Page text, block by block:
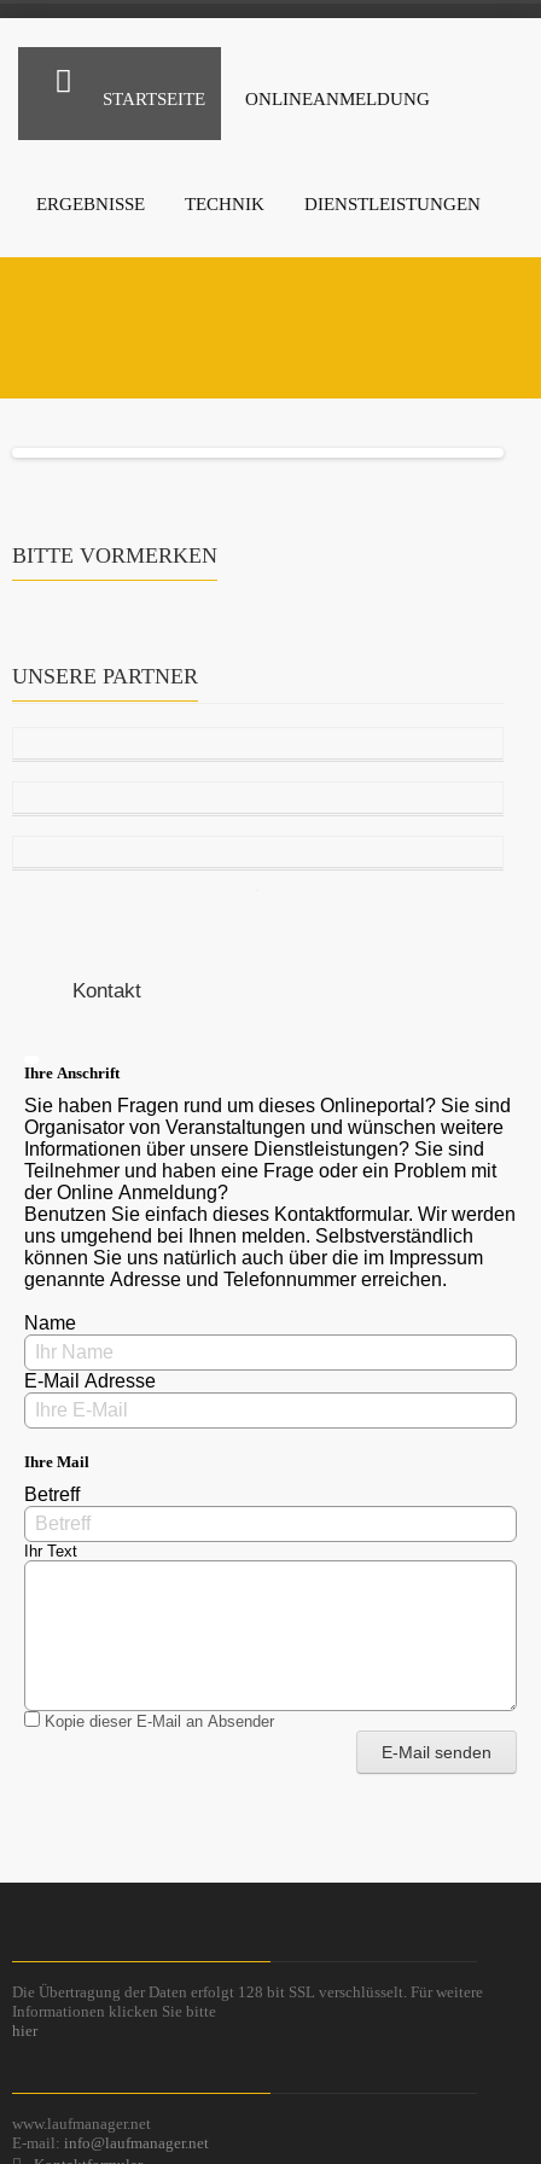
STARTSEITE ONLINEANMELDUNG
ERGEBNISSE TECHNIK DIENSTLEISTUNGEN
BITTE VORMERKEN
UNSERE PARTNER
Kontakt
Ihre Anschrift
Sie haben Fragen rund um dieses Onlineportal? Sie sind
Organisator von Veranstaltungen und wünschen weitere
Informationen über unsere Dienstleistungen? Sie sind
Teilnehmer und haben eine Frage oder ein Problem mit
der Online Anmeldung?
Benutzen Sie einfach dieses Kontaktformular. Wir werden
uns umgehend bei Ihnen melden. Selbstverständlich
können Sie uns natürlich auch über die im Impressum
genannte Adresse und Telefonnummer erreichen.
Name
E-Mail Adresse
Ihre Mail
Betreff
Ihr Text
Kopie dieser E-Mail an Absender
E-Mail senden
Die Übertragung der Daten erfolgt 128 bit SSL verschlüsselt. Für weitere
Informationen klicken Sie bitte
hier
www.laufmanager.net
E-mail: info@laufmanager.net